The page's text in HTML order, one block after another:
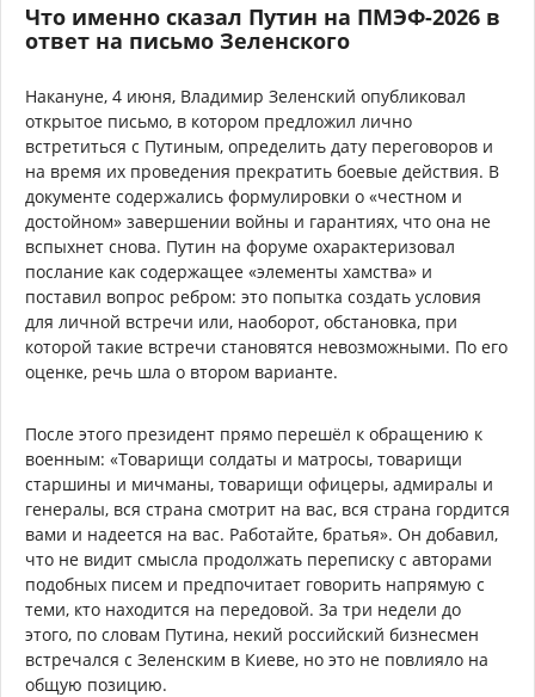
Что именно сказал Путин на ПМЭФ-2026 в
ответ на письмо Зеленского
Накануне, 4 июня, Владимир Зеленский опубликовал
открытое письмо, в котором предложил лично
встретиться с Путиным, определить дату переговоров и
на время их проведения прекратить боевые действия. В
документе содержались формулировки о «честном и
достойном» завершении войны и гарантиях, что она не
вспыхнет снова. Путин на форуме охарактеризовал
послание как содержащее «элементы хамства» и
поставил вопрос ребром: это попытка создать условия
для личной встречи или, наоборот, обстановка, при
которой такие встречи становятся невозможными. По его
оценке, речь шла о втором варианте.
После этого президент прямо перешёл к обращению к
военным: «Товарищи солдаты и матросы, товарищи
старшины и мичманы, товарищи офицеры, адмиралы и
генералы, вся страна смотрит на вас, вся страна гордится
вами и надеется на вас. Работайте, братья». Он добавил,
что не видит смысла продолжать переписку с авторами
подобных писем и предпочитает говорить напрямую с
теми, кто находится на передовой. За три недели до
этого, по словам Путина, некий российский бизнесмен
встречался с Зеленским в Киеве, но это не повлияло на
общую позицию.